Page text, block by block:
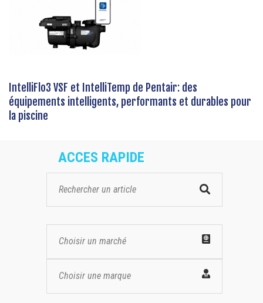
IntelliFlo3 VSF et IntelliTemp de Pentair: des
équipements intelligents, performants et durables pour
la piscine
ACCES RAPIDE
Choisir un marché
Choisir une marque